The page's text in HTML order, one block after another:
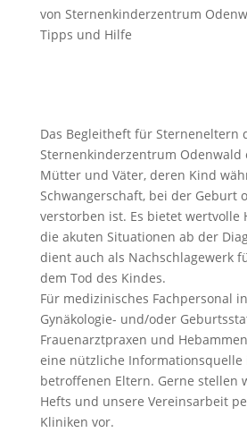
von Sternenkinderzentrum
Tipps und Hilfe
Das Begleitheft für Sterneneltern
Sternenkinderzentrum Odenwald
Mütter und Väter, deren Kind
Schwangerschaft, bei der Geburt
verstorben ist. Es bietet
die akuten Situationen ab der
dient auch als Nachschlagewerk
dem Tod des Kindes.
Für medizinisches Fachpersonal
Gynäkologie- und/oder
Frauenarztpraxen und
eine nützliche Informationsquelle
betroffenen Eltern. Gerne stellen
Hefts und unsere Vereinsarbeit
Kliniken vor.